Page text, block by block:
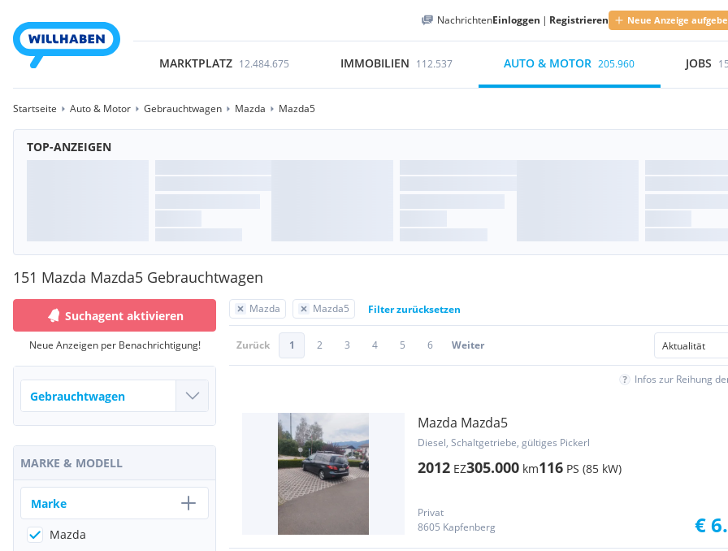
NachrichtenEinloggen | Registrieren Neue Anzeige
MARKTPLATZ 12.484.675 IMMOBILIEN 112.537 AUTO & MOTOR 205.960 JOBS
Startseite Auto & Motor Gebrauchtwagen Mazda Mazda5
TOP-ANZEIGEN
151 Mazda Mazda5 Gebrauchtwagen
Mazda Mazda5 Filter zurücksetzen
Zurück 1 2 3 4 5 6 Weiter
Infos zur Reihung
Mazda Mazda5
Diesel, Schaltgetriebe, gültiges Pickerl
2012 EZ305.000 km116 PS (85 kW)
Privat
8605 Kapfenberg
€
Suchagent aktivieren
Neue Anzeigen per Benachrichtigung!
MARKE & MODELL
Marke
Mazda